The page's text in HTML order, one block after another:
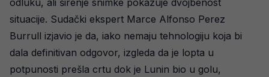
odluku, ali širenje snimke pokazuje dvojbenost
situacije. Sudački ekspert Marce Alfonso Perez
Burrull izjavio je da, iako nemaju tehnologiju koja bi
dala definitivan odgovor, izgleda da je lopta u
potpunosti prešla crtu dok je Lunin bio u golu,